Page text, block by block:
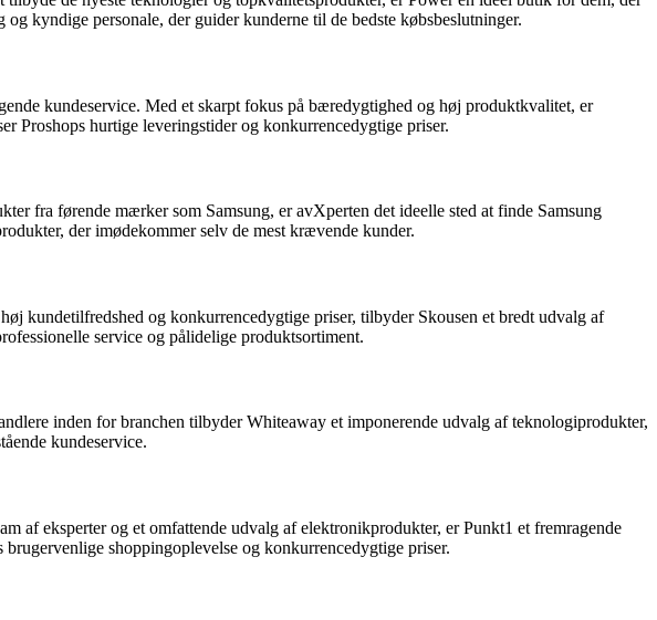
kyndige personale, der guider kunderne til de bedste købsbeslutninger.
kundeservice. Med et skarpt fokus på bæredygtighed og høj produktkvalitet, er
Proshops hurtige leveringstider og konkurrencedygtige priser.
fra førende mærker som Samsung, er avXperten det ideelle sted at finde Samsung
der imødekommer selv de mest krævende kunder.
kundetilfredshed og konkurrencedygtige priser, tilbyder Skousen et bredt udvalg af
service og pålidelige produktsortiment.
inden for branchen tilbyder Whiteaway et imponerende udvalg af teknologiprodukter,
kundeservice.
af eksperter og et omfattende udvalg af elektronikprodukter, er Punkt1 et fremragende
shoppingoplevelse og konkurrencedygtige priser.